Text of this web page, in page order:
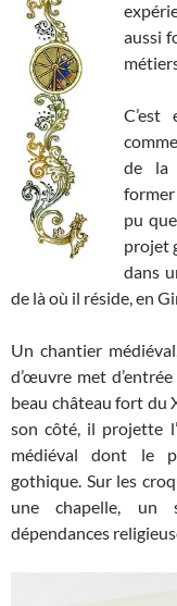
aussi
de la
pu
projet
dans
de là où il réside, en
Un chantier
d’œuvre met
beau château fort du
son côté, il projette
médiéval dont le
gothique. Sur les
une chapelle, un
dépendances